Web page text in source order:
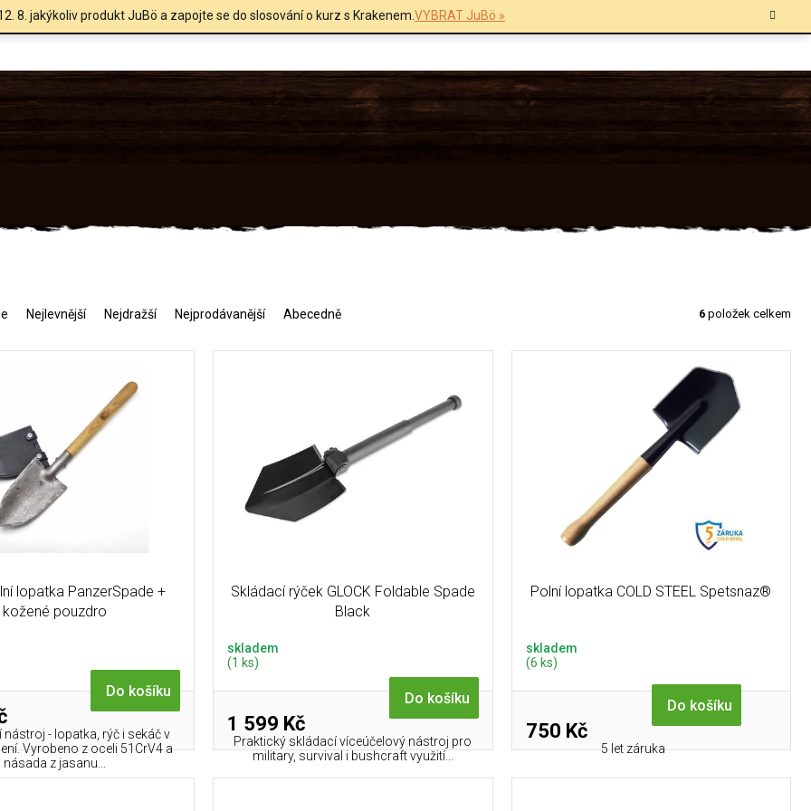
8. jakýkoliv produkt JuBö a zapojte se do slosování o kurz s Krakenem.VYBRAT JuBö »
Nejlevnější Nejdražší Nejprodávanější Abecedně 6 položek celkem
lopatka PanzerSpade +
kožené pouzdro
Do košíku
- lopatka, rýč i sekáč v
Vyrobeno z oceli 51CrV4 a
násada z jasanu...
Skládací rýček GLOCK Foldable Spade
Black
skladem
(1 ks)
1 599 Kč
Do košíku
Praktický skládací víceúčelový nástroj pro
military, survival i bushcraft využití...
Polní lopatka COLD STEEL Spetsnaz®
skladem
(6 ks)
750 Kč
Do košíku
5 let záruka